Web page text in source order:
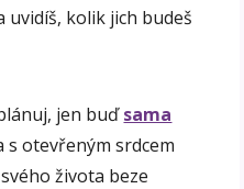
kolik jich budeš
jen buďsama
s otevřeným srdcem
života beze